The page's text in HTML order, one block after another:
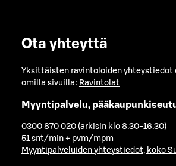
Ota yhteyttä
Yksittäisten ravintoloiden yhteystiedot
omilla sivuilla: Ravintolat
Myyntipalvelu,
0300 870 020 (arkisin klo 8.30-16.30)
51 snt/min + pvm/mpm
Myyntipalveluiden yhteystiedot, koko